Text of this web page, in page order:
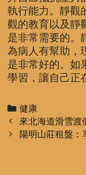
執行能力。靜觀
觀的教育以及靜
是非常需要的。
為病人有幫助，
是非常好的。如
學習，讓自己正
Categories
健康
Post
navigation
來北海道滑雪渡
陽明山莊租盤：